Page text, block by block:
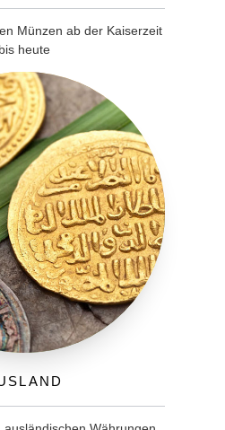
Münzen ab der Kaiserzeit
bis heute